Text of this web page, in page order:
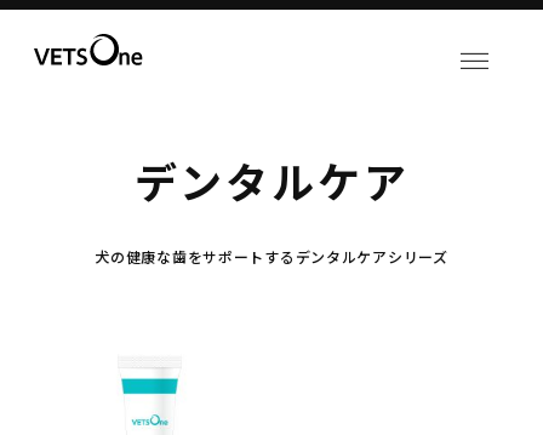
デンタルケア
犬の健康な歯をサポートするデンタルケアシリーズ